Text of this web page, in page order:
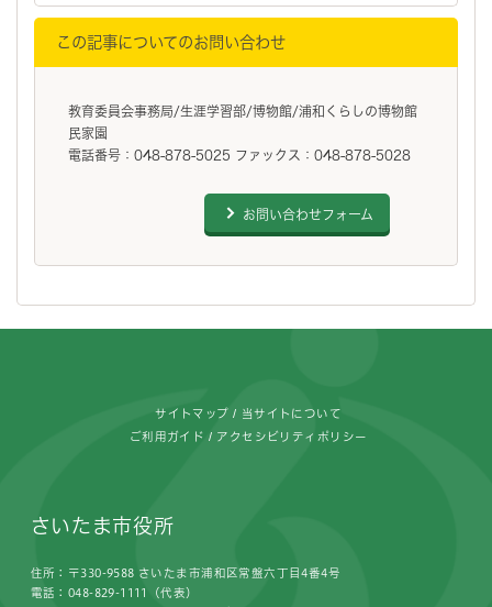
この記事についてのお問い合わせ
教育委員会事務局/生涯学習部/博物館/浦和くらしの博物館
民家園
電話番号：048-878-5025 ファックス：048-878-5028
お問い合わせフォーム
サイトマップ 当サイトについて
ご利用ガイド アクセシビリティポリシー
さいたま市役所
住所：〒330-9588 さいたま市浦和区常盤六丁目4番4号
電話：048-829-1111（代表）